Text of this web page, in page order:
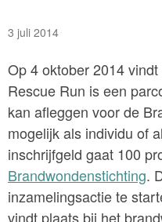
3 juli 2014
Op 4 oktober 2014
Rescue Run is een
kan afleggen voor de
mogelijk als individu of
inschrijfgeld gaat 100
Brandwondenstichting.
inzamelingsactie te
vindt plaats bij het